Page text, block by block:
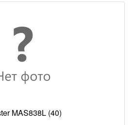
MAS838L (40)